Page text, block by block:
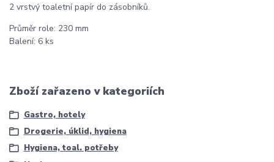
2 vrstvý toaletní papír do zásobníků.
Průměr role: 230 mm
Balení: 6 ks
Zboží zařazeno v kategoriích
Gastro, hotely
Drogerie, úklid, hygiena
Hygiena, toal. potřeby